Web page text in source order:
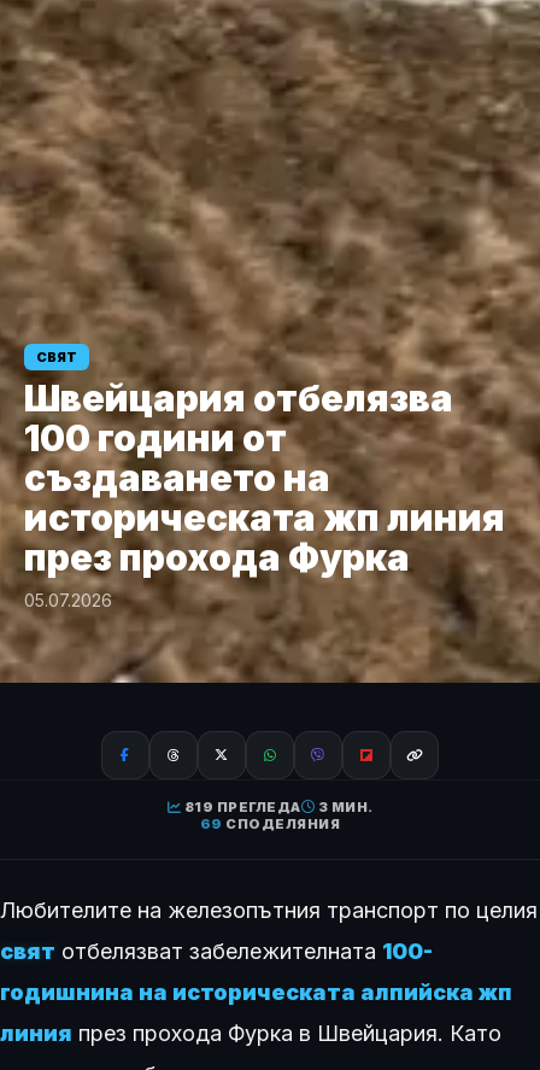
СВЯТ
Швейцария отбелязва
100 години от
създаването на
историческата жп линия
през прохода Фурка
05.07.2026
819 ПРЕГЛЕДА
3 МИН.
69 СПОДЕЛЯНИЯ
Любителите на железопътния транспорт по целия
свят отбелязват забележителната 100-
годишнина на историческата алпийска жп
линия през прохода Фурка в Швейцария. Като